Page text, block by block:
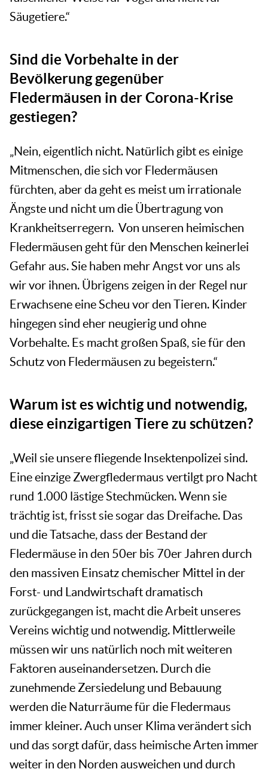
Säugetiere.“
Sind die Vorbehalte in der
Bevölkerung gegenüber
Fledermäusen in der Corona-Krise
gestiegen?
„Nein, eigentlich nicht. Natürlich gibt es einige
Mitmenschen, die sich vor Fledermäusen
fürchten, aber da geht es meist um irrationale
Ängste und nicht um die Übertragung von
Krankheitserregern. Von unseren heimischen
Fledermäusen geht für den Menschen keinerlei
Gefahr aus. Sie haben mehr Angst vor uns als
wir vor ihnen. Übrigens zeigen in der Regel nur
Erwachsene eine Scheu vor den Tieren. Kinder
hingegen sind eher neugierig und ohne
Vorbehalte. Es macht großen Spaß, sie für den
Schutz von Fledermäusen zu begeistern.“
Warum ist es wichtig und notwendig,
diese einzigartigen Tiere zu schützen?
„Weil sie unsere fliegende Insektenpolizei sind.
Eine einzige Zwergfledermaus vertilgt pro Nacht
rund 1.000 lästige Stechmücken. Wenn sie
trächtig ist, frisst sie sogar das Dreifache. Das
und die Tatsache, dass der Bestand der
Fledermäuse in den 50er bis 70er Jahren durch
den massiven Einsatz chemischer Mittel in der
Forst- und Landwirtschaft dramatisch
zurückgegangen ist, macht die Arbeit unseres
Vereins wichtig und notwendig. Mittlerweile
müssen wir uns natürlich noch mit weiteren
Faktoren auseinandersetzen. Durch die
zunehmende Zersiedelung und Bebauung
werden die Naturräume für die Fledermaus
immer kleiner. Auch unser Klima verändert sich
und das sorgt dafür, dass heimische Arten immer
weiter in den Norden ausweichen und durch